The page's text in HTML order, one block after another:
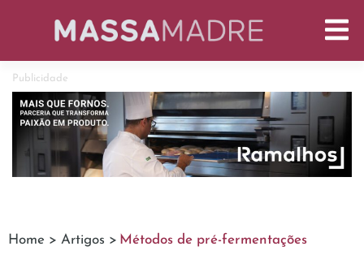
Publicidade
Home > Artigos > Métodos de pré-fermentações